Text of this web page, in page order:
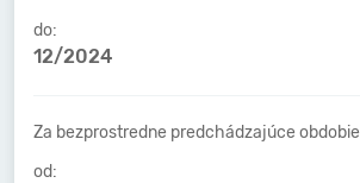
do:
12/2024
Za bezprostredne predchádzajúce obdobie
od: